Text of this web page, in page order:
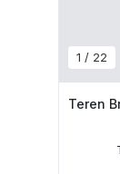
1 / 22
Teren